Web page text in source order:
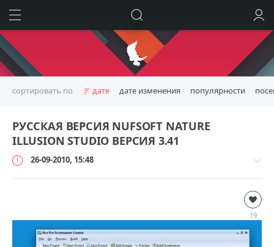
сортировать по дате дате изменения популярности
РУССКАЯ ВЕРСИЯ NUFSOFT NATURE
ILLUSION STUDIO ВЕРСИЯ 3.41
26-09-2010, 15:48
17
097
19